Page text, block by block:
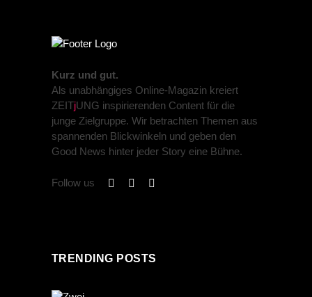
Kurz und gut.
Als unabhängiges Online-Magazin kreiert
ZEITjUNG inspirierenden Content für die
junge Zielgruppe. Wir betrachten Themen aus
spannenden Blickwinkeln und geben den
Good News hinter jeder Story eine Bühne.
Follow us
TRENDING POSTS